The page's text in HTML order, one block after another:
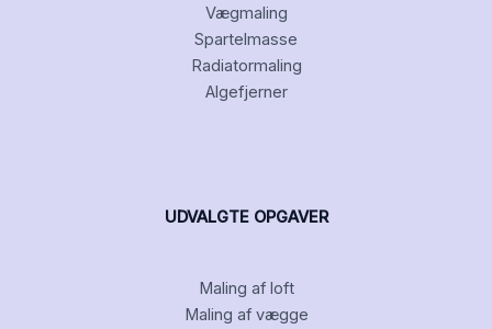
Vægmaling
Spartelmasse
Radiatormaling
Algefjerner
UDVALGTE OPGAVER
Maling af loft
Maling af vægge